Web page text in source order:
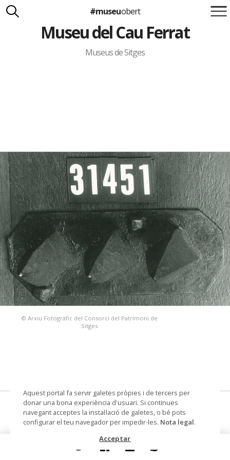
Suma't a la iniciativa
Carlota Royo
Francesca Barcellona
#museuobert
Museu del Cau Ferrat
Museus de Sitges
© Arxiu Fotogràfic del Consorci del Patrimoni de
Sitges
clau de porta
Datació Segles XVI-XVII
Aquest portal fa servir galetes pròpies i de tercers per
donar una bona experiència d'usuari. Si continues
navegant acceptes la instal·lació de galetes, o bé pots
configurar el teu navegador per impedir-les. Nota legal.
Acceptar